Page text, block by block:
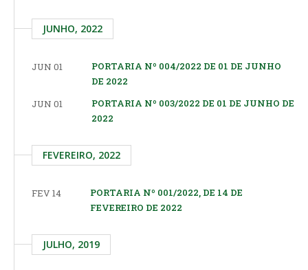
JUNHO, 2022
JUN 01
PORTARIA Nº 004/2022 DE 01 DE JUNHO
DE 2022
JUN 01
PORTARIA Nº 003/2022 DE 01 DE JUNHO DE
2022
FEVEREIRO, 2022
FEV 14
PORTARIA Nº 001/2022, DE 14 DE
FEVEREIRO DE 2022
JULHO, 2019